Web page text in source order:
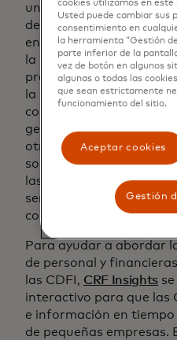
una organización
de CDFIs en todo el
entregando
la liquidez mediante
préstamos directos y
la industria de
comunitario. En los
generoso apoyo de
otros financiadores,
soluciones tecnológicas
las CDFIs de todo
servir mejor a las
comunidades.
Para ayudar a abordar
de personal y
las CDFI, CRF Insights
interactivo para que las
e información en
de pequeñas empresas.
cookies utilizamos en este
Usted puede cambiar sus
consentimiento en
la herramienta “Gestión
parte inferior de la
vez de botón en algunos
algunas o todas las
que sean estrictamente
funcionamiento del sitio.
Aceptar cookies
Gestión